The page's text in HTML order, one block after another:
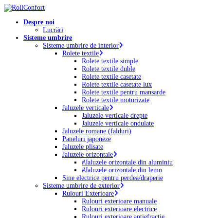
Skip
main
Menu
Despre noi
Lucrări
Sisteme umbrire
Sisteme umbrire de interior
Rolete textile
Rolete textile simple
Rolete textile duble
Rolete textile casetate
Rolete textile casetate lux
Rolete textile pentru mansarde
Rolete textile motorizate
Jaluzele verticale
Jaluzele verticale drepte
Jaluzele verticale ondulate
Jaluzele romane (falduri)
Paneluri japoneze
Jaluzele plisate
Jaluzele orizontale
#Jaluzele orizontale din aluminiu
#Jaluzele orizontale din lemn
Sine electrice pentru perdea/draperie
Sisteme umbrire de exterior
Rulouri Exterioare
Rulouri exterioare manuale
Rulouri exterioare electrice